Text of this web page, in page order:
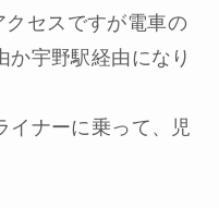
セスですが電車の
か宇野駅経由になり
イナーに乗って、児